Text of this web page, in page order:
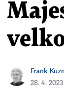
Frank
28. 4.